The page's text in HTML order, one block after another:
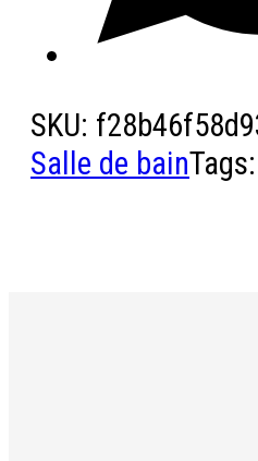
SKU:
Salle de bainTags: